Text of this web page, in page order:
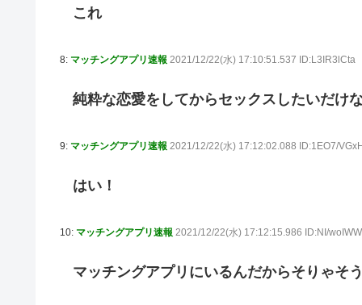
これ
8: マッチングアプリ速報 2021/12/22(水) 17:10:51.537 ID:L3IR3lCta
純粋な恋愛をしてからセックスしたいだけ
9: マッチングアプリ速報 2021/12/22(水) 17:12:02.088 ID:1EO7/VGxH
はい！
10: マッチングアプリ速報 2021/12/22(水) 17:12:15.986 ID:NI/
マッチングアプリにいるんだからそりゃそ